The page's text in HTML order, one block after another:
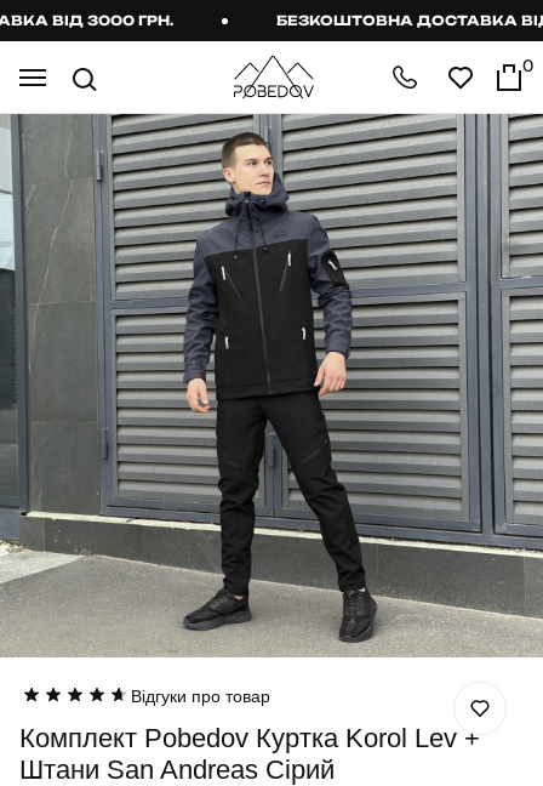
ВІД 3000 ГРН. БЕЗКОШТОВНА ДОСТАВКА ВІД
0
Відгуки про товар
Комплект Pobedov Куртка Korol Lev +
Штани San Andreas Сірий